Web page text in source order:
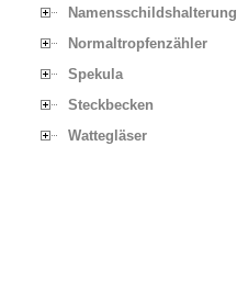
Namensschildshalterung
Normaltropfenzähler
Spekula
Steckbecken
Wattegläser